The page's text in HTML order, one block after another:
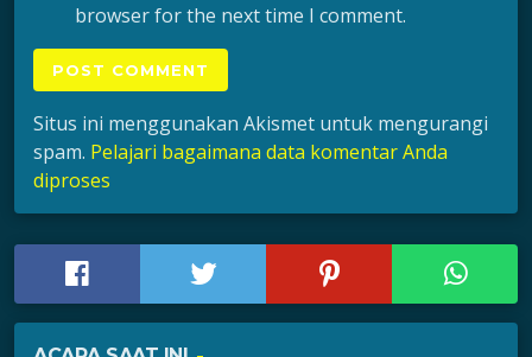
browser for the next time I comment.
Situs ini menggunakan Akismet untuk mengurangi
spam. Pelajari bagaimana data komentar Anda
diproses